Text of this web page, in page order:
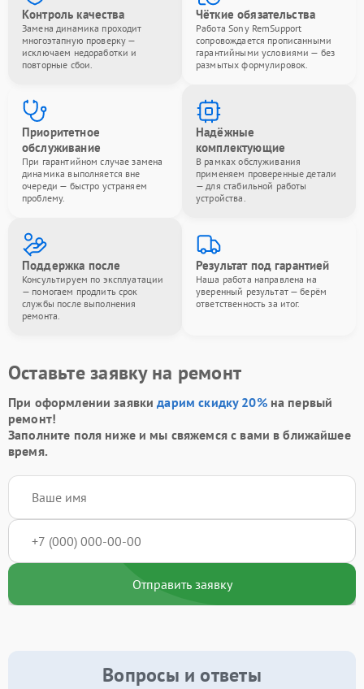
Контроль качества
Замена динамика проходит
многоэтапную проверку —
исключаем недоработки и
повторные сбои.
Чёткие обязательства
Работа Sony RemSupport
сопровождается прописанными
гарантийными условиями — без
размытых формулировок.
Приоритетное
обслуживание
При гарантийном случае замена
динамика выполняется вне
очереди — быстро устраняем
проблему.
Надёжные
комплектующие
В рамках обслуживания
применяем проверенные детали
— для стабильной работы
устройства.
Поддержка после
Консультируем по эксплуатации
— помогаем продлить срок
службы после выполнения
ремонта.
Результат под гарантией
Наша работа направлена на
уверенный результат — берём
ответственность за итог.
Оставьте заявку на ремонт
При оформлении заявкидарим скидку 20%на первый
ремонт!
Заполните поля ниже и мы свяжемся с вами в ближайшее
время.
Отправить заявку
Вопросы и ответы